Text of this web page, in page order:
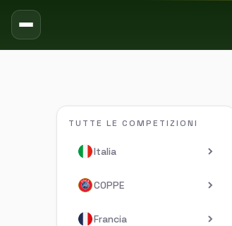
TUTTE LE COMPETIZIONI
Italia
COPPE
Francia